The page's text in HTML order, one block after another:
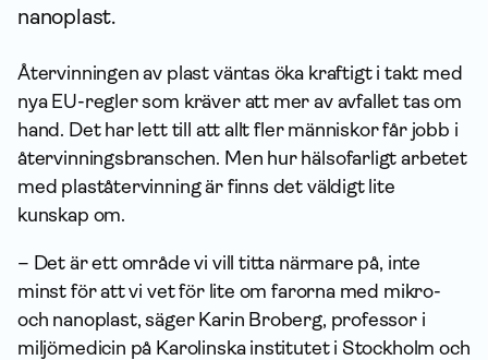
nanoplast.
Återvinningen av plast väntas öka kraftigt i takt med
nya EU-regler som kräver att mer av avfallet tas om
hand. Det har lett till att allt fler människor får jobb i
återvinningsbranschen. Men hur hälsofarligt arbetet
med plaståtervinning är finns det väldigt lite
kunskap om.
– Det är ett område vi vill titta närmare på, inte
minst för att vi vet för lite om farorna med mikro-
och nanoplast, säger Karin Broberg, professor i
miljömedicin på Karolinska institutet i Stockholm och